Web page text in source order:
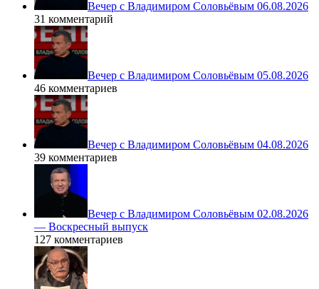
Вечер с Владимиром Соловьёвым 06.08.2026
31 комментарий
Вечер с Владимиром Соловьёвым 05.08.2026
46 комментариев
Вечер с Владимиром Соловьёвым 04.08.2026
39 комментариев
Вечер с Владимиром Соловьёвым 02.08.2026
— Воскресный выпуск
127 комментариев